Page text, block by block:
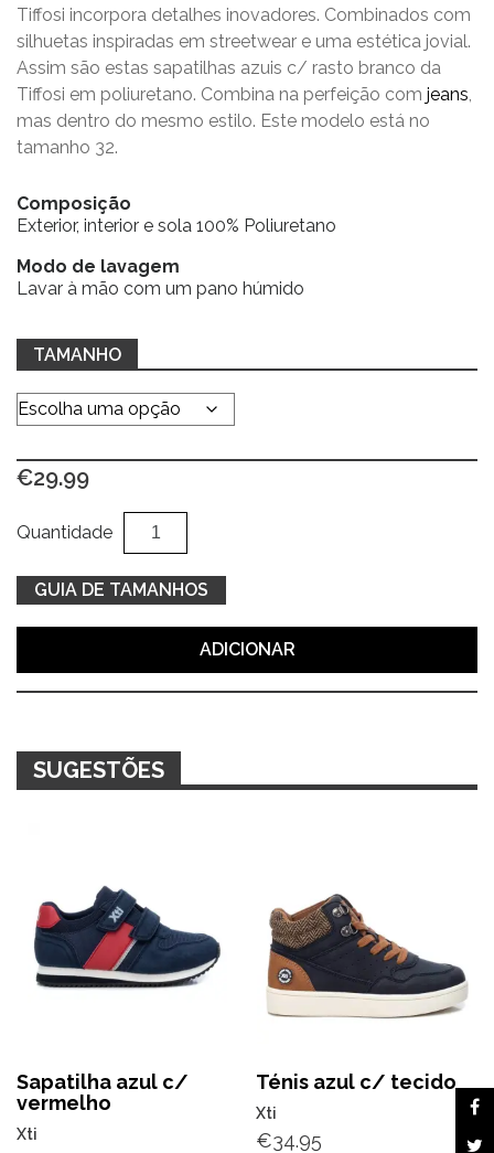
Tiffosi incorpora detalhes inovadores. Combinados com
silhuetas inspiradas em streetwear e uma estética jovial.
Assim são estas sapatilhas azuis c/ rasto branco da
Tiffosi em poliuretano. Combina na perfeição com jeans,
mas dentro do mesmo estilo. Este modelo está no
tamanho 32.
Composição
Exterior, interior e sola 100% Poliuretano
Modo de lavagem
Lavar à mão com um pano húmido
TAMANHO
€29.99
Quantidade
Quantidade
de
Sapatilhas
azuis
c/
GUIA DE TAMANHOS
ADICIONAR
SUGESTÕES
Sapatilha azul c/
vermelho
Xti
Ténis azul c/ tecido
Xti
€34.95